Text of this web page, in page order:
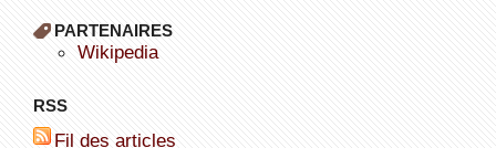
PARTENAIRES
wikipedia
RSS
Fil des articles